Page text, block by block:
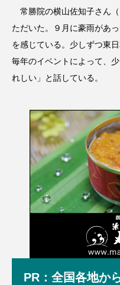
常勝院の横山佐知子さん
ただいた。９月に豪雨があ
を感じている。少しずつ東
毎年のイベントによって、
れしい」と話している。
PR：全国各地か